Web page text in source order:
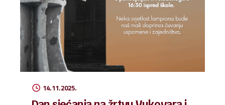
14.11.2025.